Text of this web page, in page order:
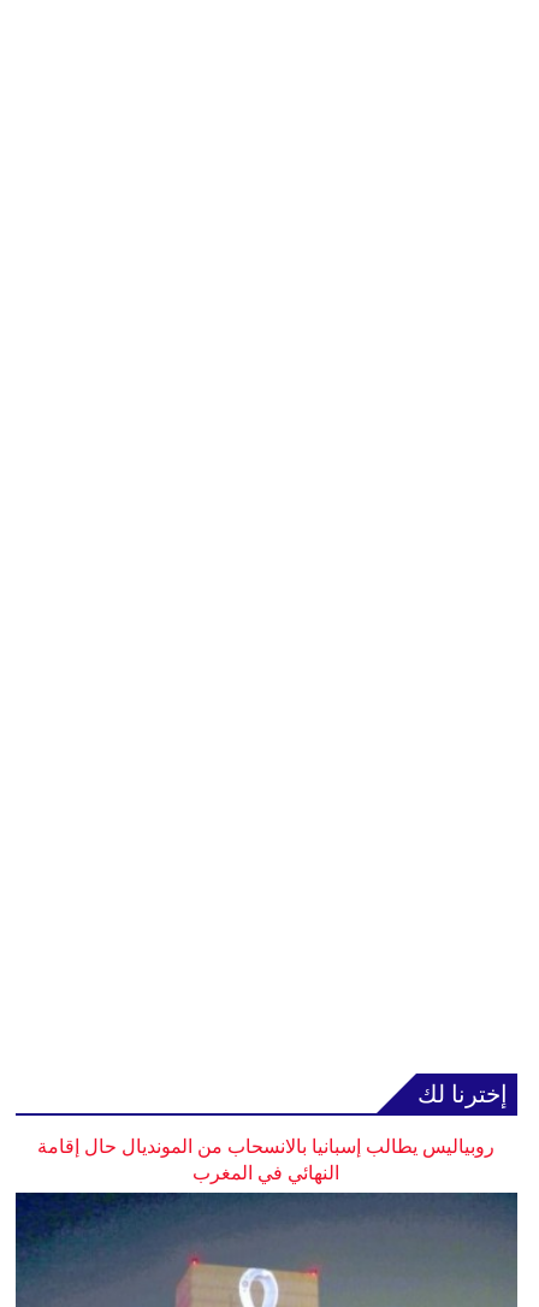
إخترنا لك
روبياليس يطالب إسبانيا بالانسحاب من المونديال حال إقامة
النهائي في المغرب